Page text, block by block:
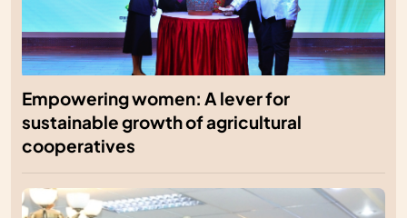
Empowering women: A lever for
sustainable growth of agricultural
cooperatives